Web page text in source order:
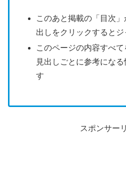
このあと掲載の「目次
出しをクリックすると
このページの内容すべ
見出しごとに参考にな
す
スポンサー